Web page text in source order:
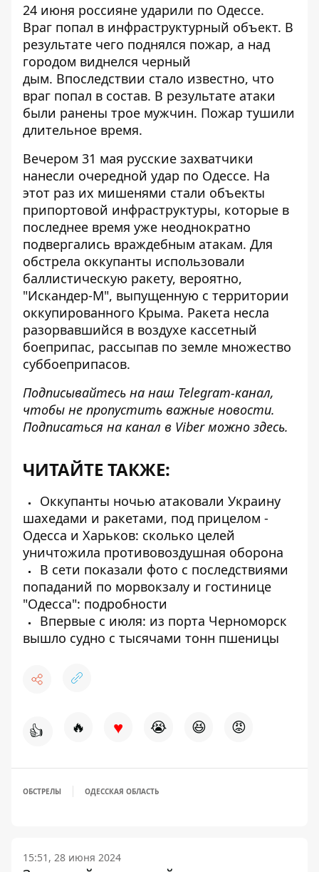
24 июня россияне ударили по Одессе.
Враг попал в инфраструктурный объект. В
результате чего поднялся пожар, а над
городом виднелся черный
дым. Впоследствии стало известно, что
враг попал в состав. В результате атаки
были ранены трое мужчин. Пожар тушили
длительное время.
Вечером 31 мая русские захватчики
нанесли очередной удар по Одессе. На
этот раз их мишенями стали объекты
припортовой инфраструктуры, которые в
последнее время уже неоднократно
подвергались враждебным атакам. Для
обстрела оккупанты использовали
баллистическую ракету, вероятно,
"Искандер-М", выпущенную с территории
оккупированного Крыма. Ракета несла
разорвавшийся в воздухе кассетный
боеприпас, рассыпав по земле множество
суббоеприпасов.
Подписывайтесь на наш Telegram-канал,
чтобы не пропустить важные новости.
Подписаться на канал в Viber можно здесь.
ЧИТАЙТЕ ТАКЖЕ:
Оккупанты ночью атаковали Украину
шахедами и ракетами, под прицелом -
Одесса и Харьков: сколько целей
уничтожила противовоздушная оборона
В сети показали фото с последствиями
попаданий по морвокзалу и гостинице
"Одесса": подробности
Впервые с июля: из порта Черноморск
вышло судно с тысячами тонн пшеницы
👍 🔥 ♥ 😭 😆 😡
ОБСТРЕЛЫ ОДЕССКАЯ ОБЛАСТЬ
15:51, 28 июня 2024